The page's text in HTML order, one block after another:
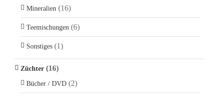
Mineralien (16)
Teemischungen (6)
Sonstiges (1)
Züchter (16)
Bücher / DVD (2)